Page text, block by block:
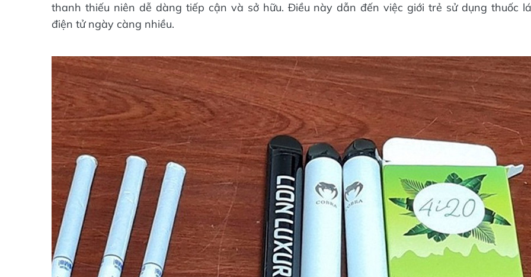
thanh thiếu niên dễ dàng tiếp cận và sở hữu. Điều này dẫn đến việc giới trẻ sử dụng thuốc lá
điện tử ngày càng nhiều.